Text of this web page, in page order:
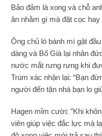
Bảo đảm là xong và chỗ
ăn nhằm gì mà đặt cọc
Ông chủ lò bánh mì gật
dàng và Bố Già lại nhân
nước mắt rưng rưng khi
Trùm xác nhận lại: “Bạn
người đến tận nhà bạn lo
Hagen mỉm cười: ”Khi
viên giúp việc đắc lực mà